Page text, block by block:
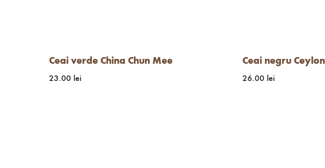
Ceai verde China Chun Mee
23.00 lei
Ceai negru Ceylon
26.00 lei